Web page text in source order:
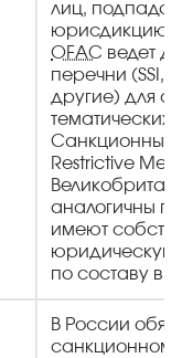
лиц,
юрисдикцию
OFAC ведет
перечни (SSI,
другие) для
тематических
Санкционные
Restrictive
аналогичны
имеют
юридическую
по составу
В России